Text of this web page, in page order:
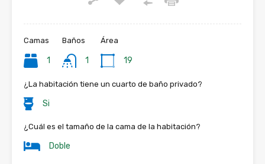
Camas
1
Baños
1
Área
19
¿La habitación tiene un cuarto de baño privado?
Si
¿Cuál es el tamaño de la cama de la habitación?
Doble